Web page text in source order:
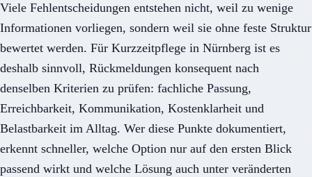
Viele Fehlentscheidungen entstehen nicht, weil zu wenige
Informationen vorliegen, sondern weil sie ohne feste Struktur
bewertet werden. Für Kurzzeitpflege in Nürnberg ist es
deshalb sinnvoll, Rückmeldungen konsequent nach
denselben Kriterien zu prüfen: fachliche Passung,
Erreichbarkeit, Kommunikation, Kostenklarheit und
Belastbarkeit im Alltag. Wer diese Punkte dokumentiert,
erkennt schneller, welche Option nur auf den ersten Blick
passend wirkt und welche Lösung auch unter veränderten